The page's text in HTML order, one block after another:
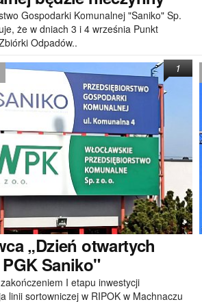
Gospodarki Komunalnej "Saniko" Sp.
że w dniach 3 i 4 września Punkt
Odpadów..
„Dzień otwartych
Saniko"
I etapu inwestycji
linii sortowniczej w RIPOK w Machnaczu
1